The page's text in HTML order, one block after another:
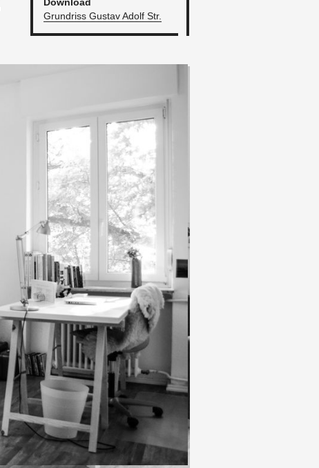
Grund­riss Gus­tav Adolf Str.